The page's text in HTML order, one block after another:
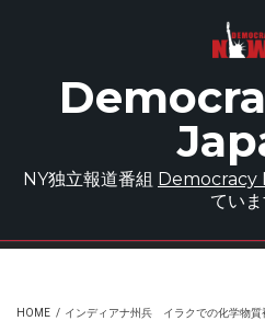
NY独立報道番組 Democracy
てい
HOME / インディアナ州兵 イラクでの化学物質